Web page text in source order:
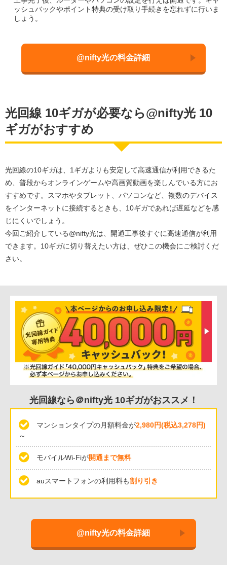
ッシュバックやポイント特典の受け取り手続きを忘れずに行いま
しょう。
@nifty光の料金詳細
光回線 10ギガが必要なら@nifty光 10
ギガがおすすめ
光回線の10ギガは、1ギガよりも安定して高速通信が利用できるた
め、普段からオンラインゲームや高画質動画を楽しんでいる方にお
すすめです。スマホやタブレット、パソコンなど、複数のデバイス
をインターネットに接続するときも、10ギガであれば遅延などを感
じにくいでしょう。
今回ご紹介している@nifty光は、開通工事後すぐに高速通信が利用
できます。10ギガに切り替えたい方は、ぜひこの機会にご検討くだ
さい。
光回線なら＠nifty光 10ギガがおススメ！
マンションタイプの月額料金が2,980円(税込3,278円)
～
モバイルWi-Fiが開通まで無料
auスマートフォンの利用料も割り引き
@nifty光の料金詳細